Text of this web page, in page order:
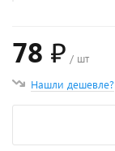
78 ₽ / шт
Нашли дешевле?